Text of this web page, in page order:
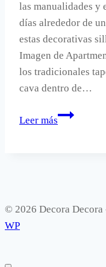
las manualidades y
días alrededor de
estas decorativas
Imagen de
los tradicionales
cava dentro de…
Leer más
Sillas
© 2026 Decora Decora
WP